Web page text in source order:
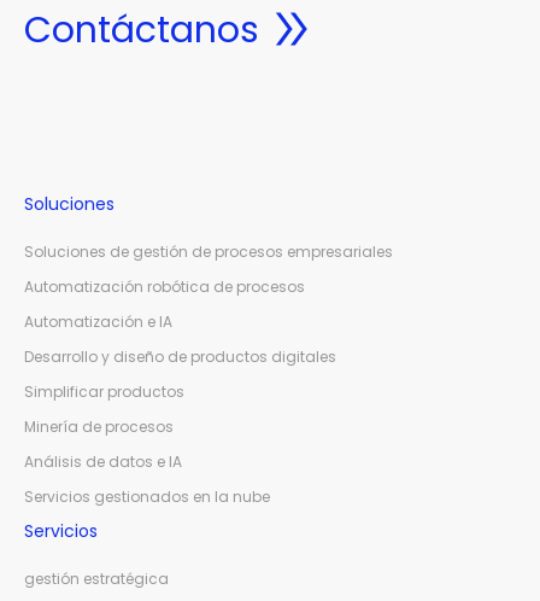
Contáctanos
Soluciones
Soluciones de gestión de procesos empresariales
Automatización robótica de procesos
Automatización e IA
Desarrollo y diseño de productos digitales
Simplificar productos
Minería de procesos
Análisis de datos e IA
Servicios gestionados en la nube
Servicios
gestión estratégica